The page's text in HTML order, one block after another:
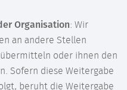
Organisation: Wir
an andere Stellen
oder ihnen den
Sofern diese Weitergabe
beruht die Weitergabe